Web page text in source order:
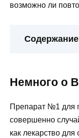
возможно ли
Содержание
Немного о
Препарат №1 для
совершенно
как лекарство